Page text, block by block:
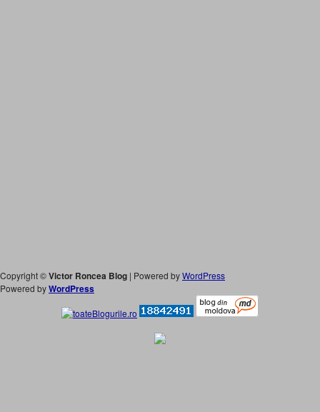
Copyright ©Victor Roncea Blog | Powered byWordPress
Powered byWordPress